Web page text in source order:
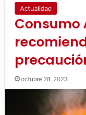
Actualidad
Consumo
octubre 28, 2023